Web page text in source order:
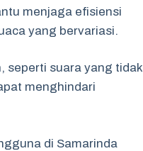
menjaga efisiensi
yang bervariasi.
seperti suara yang tidak
menghindari
di Samarinda